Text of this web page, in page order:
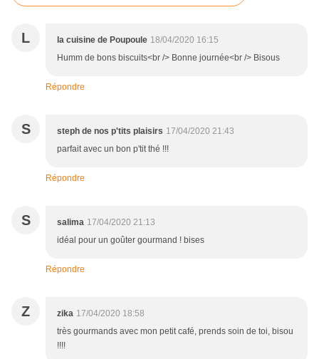
L la cuisine de Poupoule 18/04/2020 16:15
Humm de bons biscuits<br /> Bonne journée<br /> Bisous
Répondre
S steph de nos p'tits plaisirs 17/04/2020 21:43
parfait avec un bon p'tit thé !!!
Répondre
S salima 17/04/2020 21:13
idéal pour un goûter gourmand ! bises
Répondre
Z zika 17/04/2020 18:58
très gourmands avec mon petit café, prends soin de toi, bisou
!!!!